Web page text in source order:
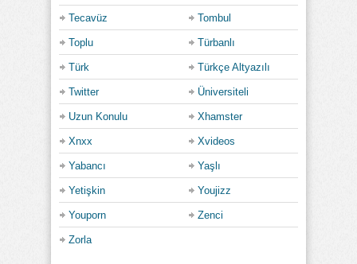
Tecavüz Tombul
Toplu Türbanlı
Türk Türkçe Altyazılı
Twitter Üniversiteli
Uzun Konulu Xhamster
Xnxx Xvideos
Yabancı Yaşlı
Yetişkin Youjizz
Youporn Zenci
Zorla